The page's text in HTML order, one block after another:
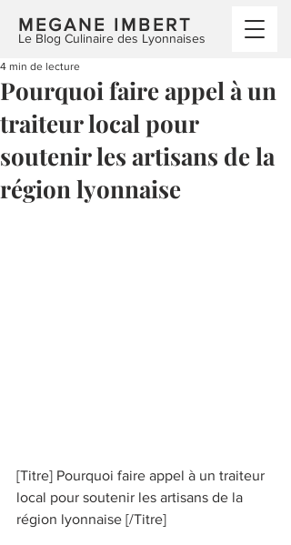
MEGANE IMBERT
Le Blog Culinaire des Lyonnaises
Pourquoi faire appel à un
traiteur local pour
soutenir les artisans de la
région lyonnaise
4 min de lecture
[Titre] Pourquoi faire appel à un traiteur
local pour soutenir les artisans de la
région lyonnaise [/Titre]